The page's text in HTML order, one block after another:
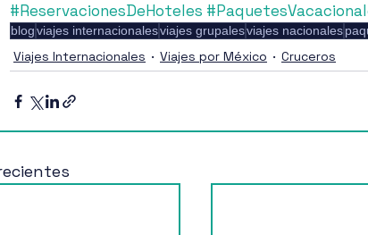
#ReservacionesDeHoteles
blogviajes internacionalesviajes grupalesviajes nacionales
Viajes Internacionales Viajes por México Cruceros